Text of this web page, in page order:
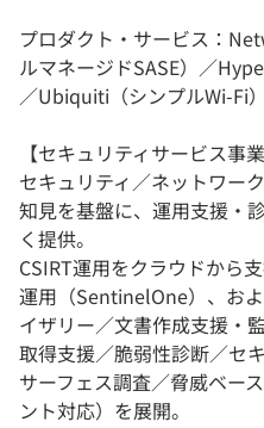
プロダクト・サービス：
ルマネージドSASE）／
／Ubiquiti（シンプルWi‑Fi）
【セキュリティサービス事業
セキュリティ／ネットワー
知見を基盤に、運用支援・
く提供。
CSIRT運用をクラウドから
運用（SentinelOne）、お
イザリー／文書作成支援・
取得支援／脆弱性診断／セ
サーフェス調査／脅威ベー
ント対応）を展開。